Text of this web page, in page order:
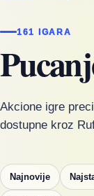
161 IGARA
Akcione igre
dostupne kroz
Najnovije